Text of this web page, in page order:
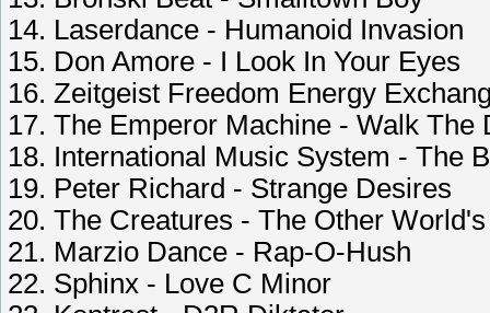
14. Laserdance - Humanoid Invasion
15. Don Amore - I Look In Your Eyes
16. Zeitgeist Freedom Energy
17. The Emperor Machine - Walk The
18. International Music System - The
19. Peter Richard - Strange Desires
20. The Creatures - The Other
21. Marzio Dance - Rap-O-Hush
22. Sphinx - Love C Minor